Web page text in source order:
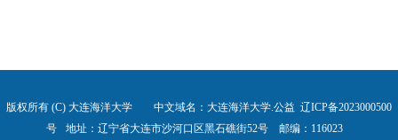
版权所有 (C) 大连海洋大学 中文域名：大连海洋大学.公益 辽ICP备2023000500
号
地址：辽宁省大连市沙河口区黑石礁街52号 邮编：116023